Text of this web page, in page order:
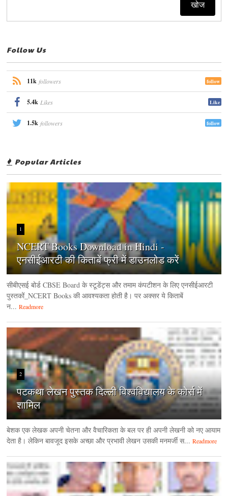
Follow Us
11k followers follow
5.4k Likes Like
1.5k followers follow
Popular Articles
1
NCERT Books Download in Hindi -
एनसीईआरटी की किताबें फ्री में डाउनलोड करें
सीबीएसई बोर्ड CBSE Board के स्टूडेंट्स और तमाम कंपटीशन के लिए एनसीईआरटी
पुस्तकों_NCERT Books की आवश्यकता होती है। पर अक्सर ये किताबें
न... Readmore
2
पटकथा लेखन पुस्तक दिल्ली विश्वविद्यालय के कोर्स में
शामिल
बेशक एक लेखक अपनी चेतना और वैचारिकता के बल पर ही अपनी लेखनी को नए आयाम
देता है। लेकिन बावजूद इसके अच्छा और प्रभावी लेखन उसकी मनमर्जी स... Readmore